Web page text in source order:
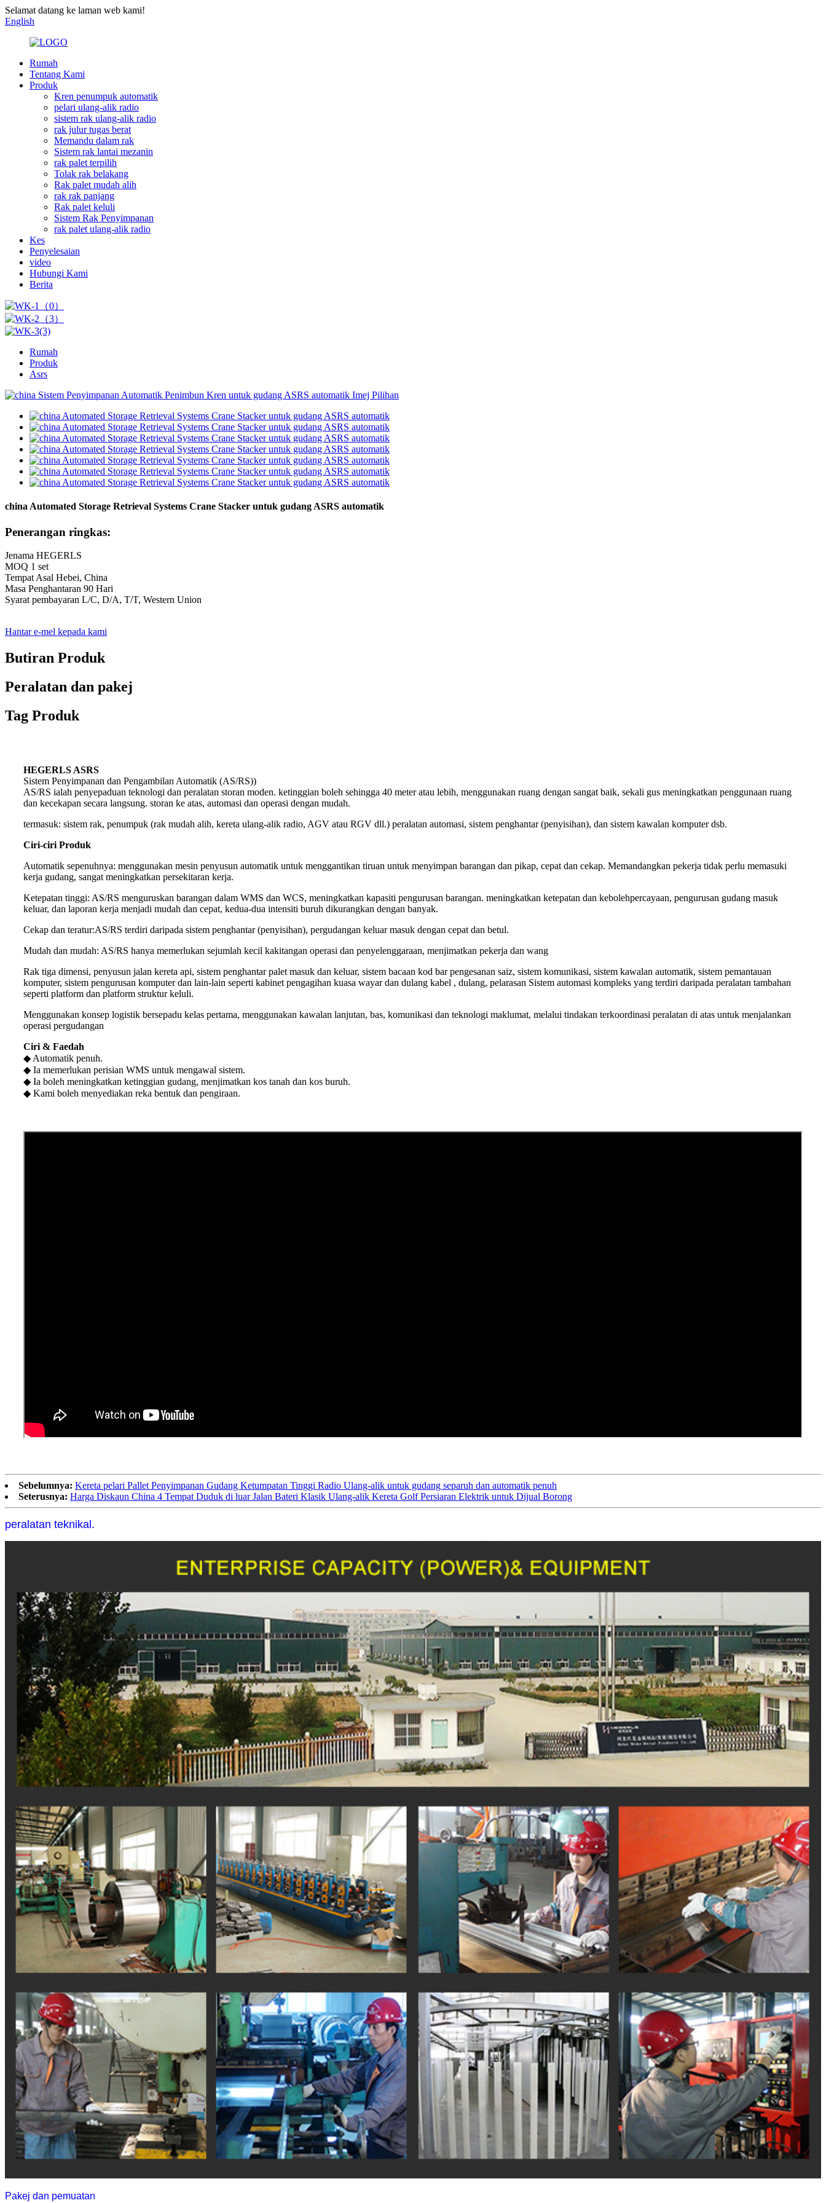
Selamat datang ke laman web kami!
English
Rumah
Tentang Kami
Produk
Kren penumpuk automatik
pelari ulang-alik radio
sistem rak ulang-alik radio
rak julur tugas berat
Memandu dalam rak
Sistem rak lantai mezanin
rak palet terpilih
Tolak rak belakang
Rak palet mudah alih
rak rak panjang
Rak palet keluli
Sistem Rak Penyimpanan
rak palet ulang-alik radio
Kes
Penyelesaian
video
Hubungi Kami
Berita
Rumah
Produk
Asrs
china Automated Storage Retrieval Systems Crane Stacker untuk gudang ASRS automatik
Penerangan ringkas:
Jenama HEGERLS
MOQ 1 set
Tempat Asal Hebei, China
Masa Penghantaran 90 Hari
Syarat pembayaran L/C, D/A, T/T, Western Union
Hantar e-mel kepada kami
Butiran Produk
Peralatan dan pakej
Tag Produk
HEGERLS ASRS
Sistem Penyimpanan dan Pengambilan Automatik (AS/RS))
AS/RS ialah penyepaduan teknologi dan peralatan storan moden. ketinggian boleh sehingga 40 meter atau lebih, menggunakan ruang dengan sangat baik, sekali gus meningkatkan penggunaan ruang
dan kecekapan secara langsung. storan ke atas, automasi dan operasi dengan mudah.
termasuk: sistem rak, penumpuk (rak mudah alih, kereta ulang-alik radio, AGV atau RGV dll.) peralatan automasi, sistem penghantar (penyisihan), dan sistem kawalan komputer dsb.
Ciri-ciri Produk
Automatik sepenuhnya: menggunakan mesin penyusun automatik untuk menggantikan tiruan untuk menyimpan barangan dan pikap, cepat dan cekap. Memandangkan pekerja tidak perlu memasuki
kerja gudang, sangat meningkatkan persekitaran kerja.
Ketepatan tinggi: AS/RS menguruskan barangan dalam WMS dan WCS, meningkatkan kapasiti pengurusan barangan. meningkatkan ketepatan dan kebolehpercayaan, pengurusan gudang masuk
keluar, dan laporan kerja menjadi mudah dan cepat, kedua-dua intensiti buruh dikurangkan dengan banyak.
Cekap dan teratur:AS/RS terdiri daripada sistem penghantar (penyisihan), pergudangan keluar masuk dengan cepat dan betul.
Mudah dan mudah: AS/RS hanya memerlukan sejumlah kecil kakitangan operasi dan penyelenggaraan, menjimatkan pekerja dan wang
Rak tiga dimensi, penyusun jalan kereta api, sistem penghantar palet masuk dan keluar, sistem bacaan kod bar pengesanan saiz, sistem komunikasi, sistem kawalan automatik, sistem pemantauan
komputer, sistem pengurusan komputer dan lain-lain seperti kabinet pengagihan kuasa wayar dan dulang kabel , dulang, pelarasan Sistem automasi kompleks yang terdiri daripada peralatan tambahan
seperti platform dan platform struktur keluli.
Menggunakan konsep logistik bersepadu kelas pertama, menggunakan kawalan lanjutan, bas, komunikasi dan teknologi maklumat, melalui tindakan terkoordinasi peralatan di atas untuk menjalankan
operasi pergudangan
Ciri & Faedah
◆ Automatik penuh.
◆ Ia memerlukan perisian WMS untuk mengawal sistem.
◆ Ia boleh meningkatkan ketinggian gudang, menjimatkan kos tanah dan kos buruh.
◆ Kami boleh menyediakan reka bentuk dan pengiraan.
Sebelumnya: Kereta pelari Pallet Penyimpanan Gudang Ketumpatan Tinggi Radio Ulang-alik untuk gudang separuh dan automatik penuh
Seterusnya: Harga Diskaun China 4 Tempat Duduk di luar Jalan Bateri Klasik Ulang-alik Kereta Golf Persiaran Elektrik untuk Dijual Borong
peralatan teknikal.
Pakej dan pemuatan